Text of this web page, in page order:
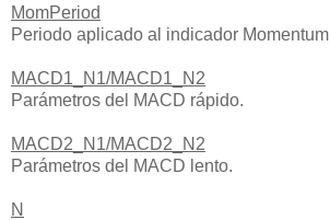
MomPeriod
Periodo aplicado al indicador Momentum
MACD1_N1/MACD1_N2
Parámetros del MACD rápido.
MACD2_N1/MACD2_N2
Parámetros del MACD lento.
N